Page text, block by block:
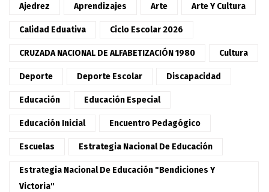
Ajedrez Aprendizajes Arte Arte Y Cultura
Calidad Eduativa Ciclo Escolar 2026
CRUZADA NACIONAL DE ALFABETIZACIÓN 1980 Cultura
Deporte Deporte Escolar Discapacidad
Educación Educación Especial
Educación Inicial Encuentro Pedagógico
Escuelas Estrategia Nacional De Educación
Estrategia Nacional De Educación "Bendiciones Y
Victoria"